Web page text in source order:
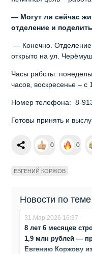
— Могут ли сейчас
отделение и
— Конечно. Отделение
открыто на ул.
Часы работы:
часов, воскресенье – с
Номер телефона: 8-
Готовы принять и
0 0
ЕВГЕНИЙ КОРЖОВ
Новости по теме
31.Мар.2026 16:37
8 лет 6 месяцев
1,9 млн рублей —
Евгению Коржову